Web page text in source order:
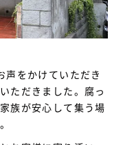
声をかけていただき
ただきました。腐っ
族が安心して集う場